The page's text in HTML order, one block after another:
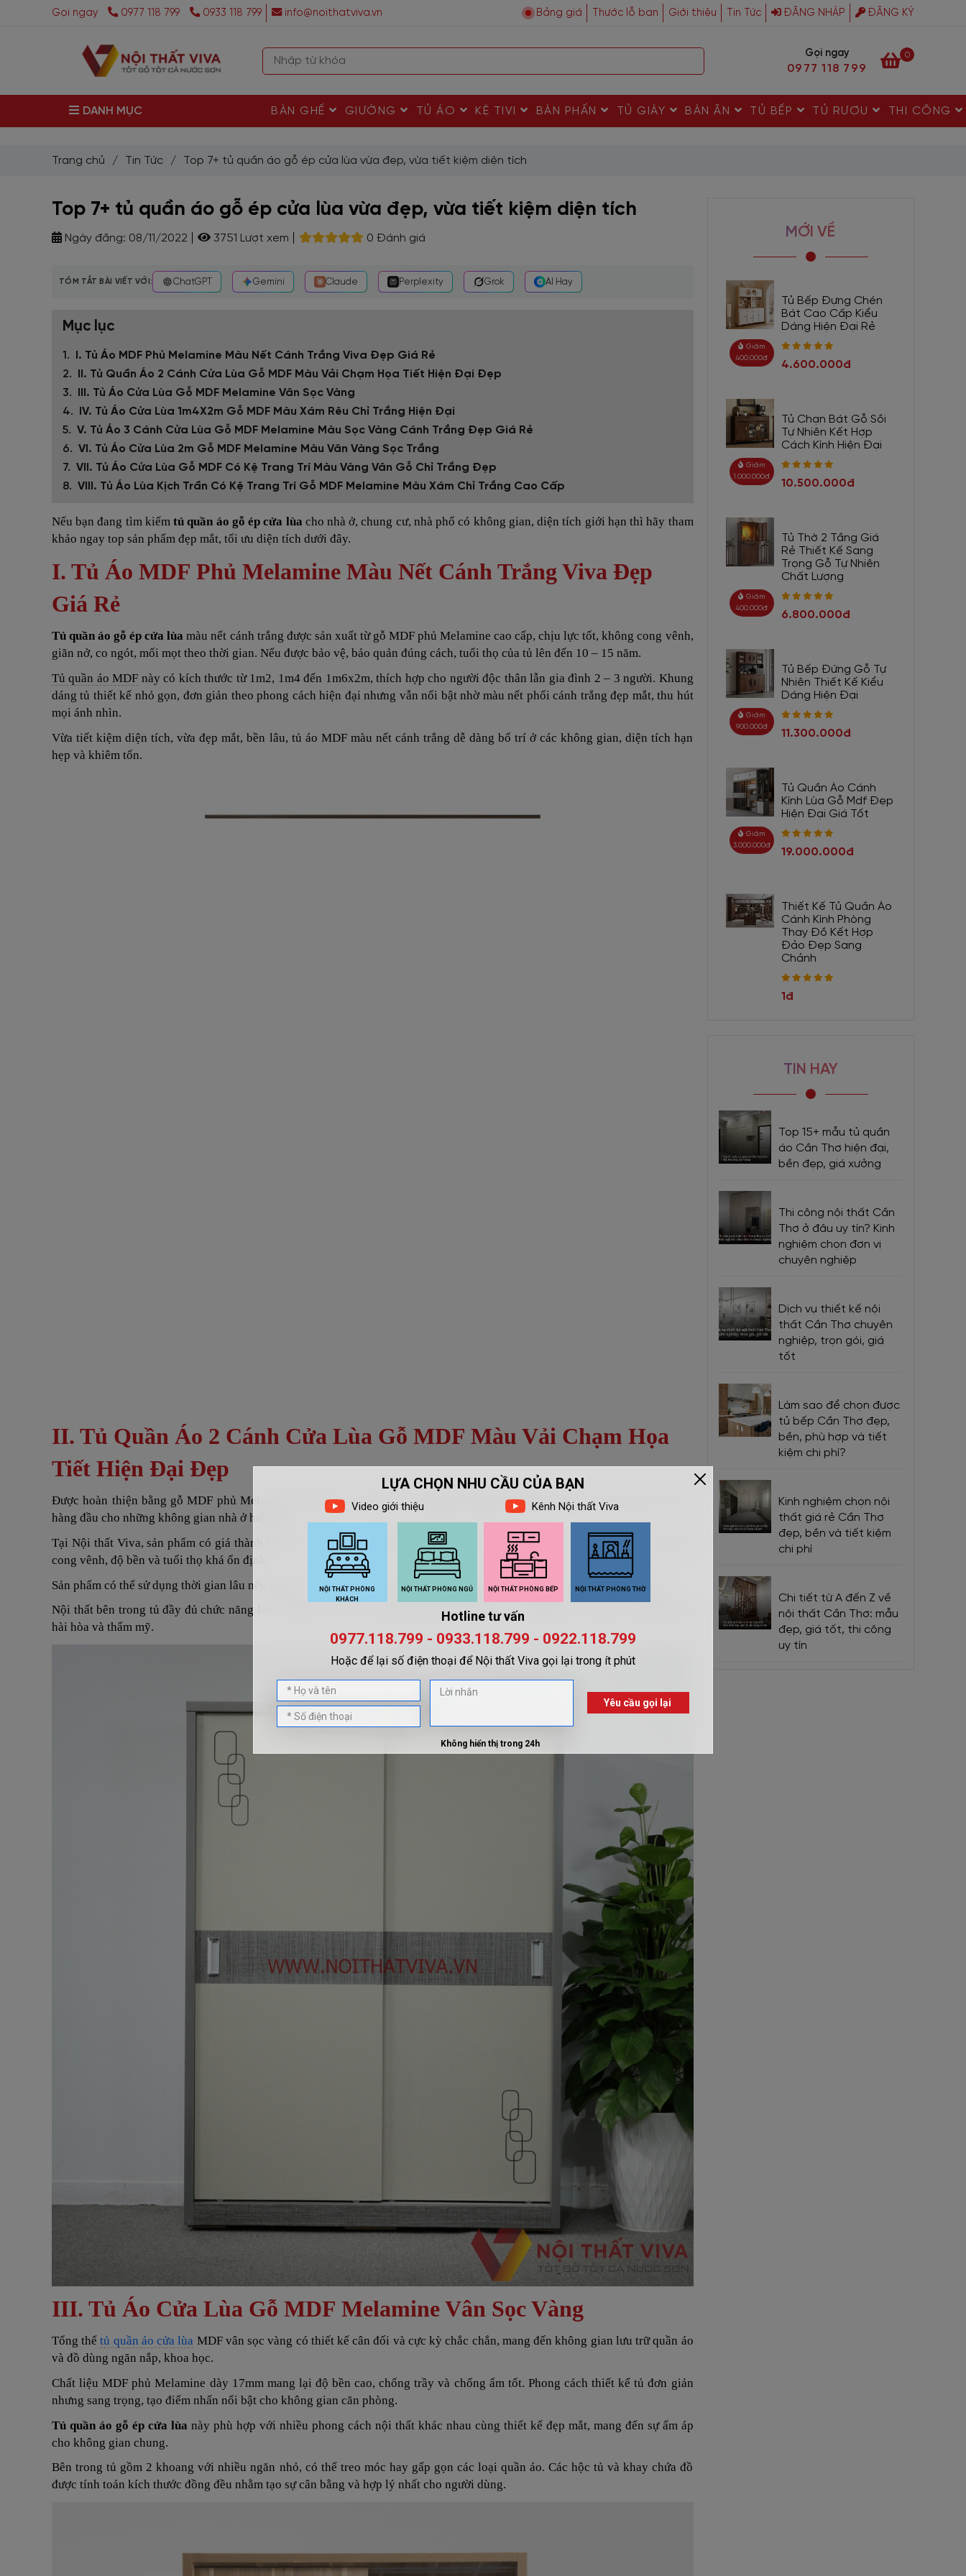
Gọi ngay 0977 118 799 0933 118 799 info@noithatviva.vn Bảng giá Thước lỗ ban Giới thiệu Tin Tức ĐĂNG NHẬP ĐĂNG KÝ
Gọi ngay
0977 118 799
0
DANH MỤC BÀN GHẾ GIƯỜNG TỦ ÁO KỆ TIVI BÀN PHẤN TỦ GIÀY BÀN ĂN TỦ BẾP TỦ RƯỢU THI CÔNG
Trang chủ / Tin Tức / Top 7+ tủ quần áo gỗ ép cửa lùa vừa đẹp, vừa tiết kiệm diện tích
Top 7+ tủ quần áo gỗ ép cửa lùa vừa đẹp, vừa tiết kiệm diện tích
Ngày đăng: 08/11/2022 3751 Lượt xem 0 Đánh giá
TÓM TẮT BÀI VIẾT VỚI: ChatGPT Gemini Claude Perplexity Grok AI Hay
Mục lục
I. Tủ Áo MDF Phủ Melamine Màu Nết Cánh Trắng Viva Đẹp Giá Rẻ
II. Tủ Quần Áo 2 Cánh Cửa Lùa Gỗ MDF Màu Vải Chạm Họa Tiết Hiện Đại Đẹp
III. Tủ Áo Cửa Lùa Gỗ MDF Melamine Vân Sọc Vàng
IV. Tủ Áo Cửa Lùa 1m4X2m Gỗ MDF Màu Xám Rêu Chỉ Trắng Hiện Đại
V. Tủ Áo 3 Cánh Cửa Lùa Gỗ MDF Melamine Màu Sọc Vàng Cánh Trắng Đẹp Giá Rẻ
VI. Tủ Áo Cửa Lùa 2m Gỗ MDF Melamine Màu Vân Vàng Sọc Trắng
VII. Tủ Áo Cửa Lùa Gỗ MDF Có Kệ Trang Trí Màu Vàng Vân Gỗ Chỉ Trắng Đẹp
VIII. Tủ Áo Lùa Kịch Trần Có Kệ Trang Trí Gỗ MDF Melamine Màu Xám Chỉ Trắng Cao Cấp
Nếu bạn đang tìm kiếmtủ quần áo gỗ ép cửa lùa cho nhà ở, chung cư, nhà phố có không gian, diện tích giới hạn thì hãy tham
khảo ngay top sản phẩm đẹp mắt, tối ưu diện tích dưới đây.
I. Tủ Áo MDF Phủ Melamine Màu Nết Cánh Trắng Viva Đẹp
Giá Rẻ
Tủ quần áo gỗ ép cửa lùamàu nết cánh trắng được sản xuất từ gỗ MDF phủ Melamine cao cấp, chịu lực tốt, không cong vênh,
giãn nở, co ngót, mối mọt theo thời gian. Nếu được bảo vệ, bảo quản đúng cách, tuổi thọ của tủ lên đến 10 – 15 năm.
Tủ quần áo MDF này có kích thước từ 1m2, 1m4 đến 1m6x2m, thích hợp cho người độc thân lẫn gia đình 2 – 3 người. Khung
dáng tủ thiết kế nhỏ gọn, đơn giản theo phong cách hiện đại nhưng vẫn nổi bật nhờ màu nết phối cánh trắng đẹp mắt, thu hút
mọi ánh nhìn.
Vừa tiết kiệm diện tích, vừa đẹp mắt, bền lâu, tủ áo MDF màu nết cánh trắng dễ dàng bố trí ở các không gian, diện tích hạn
hẹp và khiêm tốn.
II. Tủ Quần Áo 2 Cánh Cửa Lùa Gỗ MDF Màu Vải Chạm Họa
Tiết Hiện Đại Đẹp
Được hoàn thiện bằng gỗ MDF phủ Melamine chống trầy, chống ẩm,tủ quần áo gỗ ép cửa lùa màu vải là lựa chọn ưu tiên
hàng đầu cho những không gian nhà ở hiện đại.
Tại Nội thất Viva, sản phẩm có giá thành hợp lý, chỉ hơn 4 triệu đồng trong khi chất liệu gỗ cứng cáp, chống mối mọt, tránh
cong vênh, độ bền và tuổi thọ khá ổn định.
Sản phẩm có thể sử dụng thời gian lâu nếu được kê trên tầng cao, môi trường thoáng đãng, tránh được nước và nắng nóng.
Nội thất bên trong tủ đầy đủ chức năng lưu trữ quần áo và vật dụng, góp phần tô điểm cho không gian chung của phòng ngủ
hài hòa và thẩm mỹ.
III. Tủ Áo Cửa Lùa Gỗ MDF Melamine Vân Sọc Vàng
Tổng thểtủ quần áo cửa lùa MDF vân sọc vàng có thiết kế cân đối và cực kỳ chắc chắn, mang đến không gian lưu trữ quần áo
và đồ dùng ngăn nắp, khoa học.
Chất liệu MDF phủ Melamine dày 17mm mang lại độ bền cao, chống trầy và chống ẩm tốt. Phong cách thiết kế tủ đơn giản
nhưng sang trọng, tạo điểm nhấn nổi bật cho không gian căn phòng.
Tủ quần áo gỗ ép cửa lùa này phù hợp với nhiều phong cách nội thất khác nhau cùng thiết kế đẹp mắt, mang đến sự ấm áp
cho không gian chung.
Bên trong tủ gồm 2 khoang với nhiều ngăn nhỏ, có thể treo móc hay gấp gọn các loại quần áo. Các hộc tủ và khay chứa đồ
được tính toán kích thước đồng đều nhằm tạo sự cân bằng và hợp lý nhất cho người dùng.
MỚI VỀ
Giảm
400.000đ
Tủ Bếp Đựng Chén
Bát Cao Cấp Kiểu
Dáng Hiện Đại Rẻ
4.600.000đ
Giảm
1.000.000đ
Tủ Chạn Bát Gỗ Sồi
Tự Nhiên Kết Hợp
Cách Kính Hiện Đại
10.500.000đ
Giảm
400.000đ
Tủ Thờ 2 Tầng Giá
Rẻ Thiết Kế Sang
Trọng Gỗ Tự Nhiên
Chất Lượng
6.800.000đ
Giảm
900.000đ
Tủ Bếp Đứng Gỗ Tự
Nhiên Thiết Kế Kiểu
Dáng Hiện Đại
11.300.000đ
Giảm
3.000.000đ
Tủ Quần Áo Cánh
Kính Lùa Gỗ Mdf Đẹp
Hiện Đại Giá Tốt
19.000.000đ
Thiết Kế Tủ Quần Áo
Cánh Kính Phòng
Thay Đồ Kết Hợp
Đảo Đẹp Sang
Chảnh
1đ
TIN HAY
Top 15+ mẫu tủ quần
áo Cần Thơ hiện đại,
bền đẹp, giá xưởng
Thi công nội thất Cần
Thơ ở đâu uy tín? Kinh
nghiệm chọn đơn vị
chuyên nghiệp
Dịch vụ thiết kế nội
thất Cần Thơ chuyên
nghiệp, trọn gói, giá
tốt
Làm sao để chọn được
tủ bếp Cần Thơ đẹp,
bền, phù hợp và tiết
kiệm chi phí?
Kinh nghiệm chọn nội
thất giá rẻ Cần Thơ
đẹp, bền và tiết kiệm
chi phí
Chi tiết từ A đến Z về
nội thất Cần Thơ: mẫu
đẹp, giá tốt, thi công
uy tín